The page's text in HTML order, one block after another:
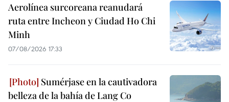
Aerolínea surcoreana reanudará
ruta entre Incheon y Ciudad Ho Chi
Minh
07/08/2026 17:33
Sumérjase en la cautivadora
belleza de la bahía de Lang Co